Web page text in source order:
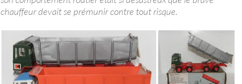
chauffeur devait se prémunir contre tout risque.